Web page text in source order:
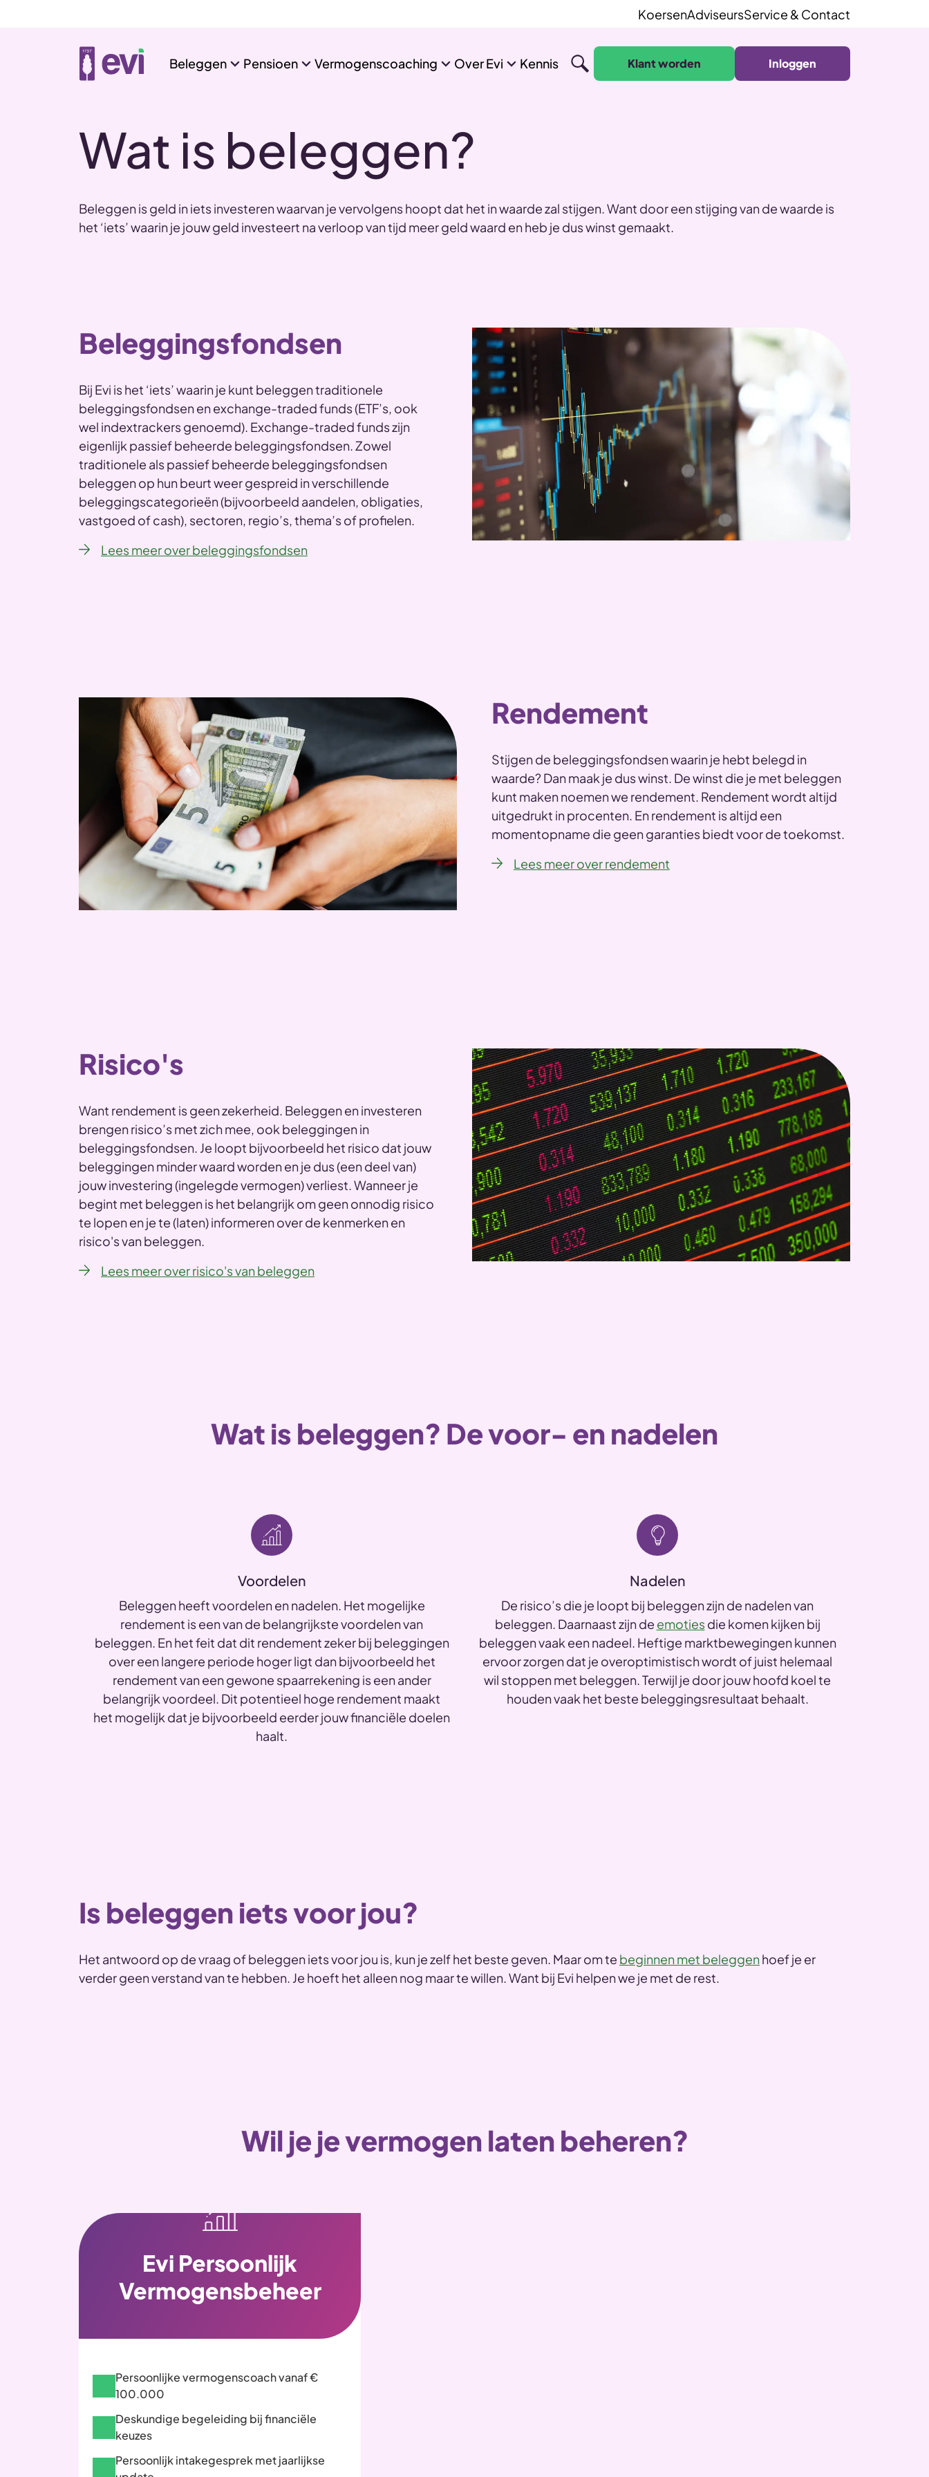
KoersenAdviseursService & Contact
Beleggen Pensioen Vermogenscoaching Over Evi Kennis Klant worden Inloggen
Wat is beleggen?
Beleggen is geld in iets investeren waarvan je vervolgens hoopt dat het in waarde zal stijgen. Want door een stijging van de waarde is
het ‘iets’ waarin je jouw geld investeert na verloop van tijd meer geld waard en heb je dus winst gemaakt.
Beleggingsfondsen
Bij Evi is het ‘iets’ waarin je kunt beleggen traditionele
beleggingsfondsen en exchange-traded funds (ETF’s, ook
wel indextrackers genoemd). Exchange-traded funds zijn
eigenlijk passief beheerde beleggingsfondsen. Zowel
traditionele als passief beheerde beleggingsfondsen
beleggen op hun beurt weer gespreid in verschillende
beleggingscategorieën (bijvoorbeeld aandelen, obligaties,
vastgoed of cash), sectoren, regio’s, thema’s of profielen.
Lees meer over beleggingsfondsen
Rendement
Stijgen de beleggingsfondsen waarin je hebt belegd in
waarde? Dan maak je dus winst. De winst die je met beleggen
kunt maken noemen we rendement. Rendement wordt altijd
uitgedrukt in procenten. En rendement is altijd een
momentopname die geen garanties biedt voor de toekomst.
Lees meer over rendement
Risico's
Want rendement is geen zekerheid. Beleggen en investeren
brengen risico’s met zich mee, ook beleggingen in
beleggingsfondsen. Je loopt bijvoorbeeld het risico dat jouw
beleggingen minder waard worden en je dus (een deel van)
jouw investering (ingelegde vermogen) verliest. Wanneer je
begint met beleggen is het belangrijk om geen onnodig risico
te lopen en je te (laten) informeren over de kenmerken en
risico's van beleggen.
Lees meer over risico's van beleggen
Wat is beleggen? De voor- en nadelen
Voordelen
Beleggen heeft voordelen en nadelen. Het mogelijke
rendement is een van de belangrijkste voordelen van
beleggen. En het feit dat dit rendement zeker bij beleggingen
over een langere periode hoger ligt dan bijvoorbeeld het
rendement van een gewone spaarrekening is een ander
belangrijk voordeel. Dit potentieel hoge rendement maakt
het mogelijk dat je bijvoorbeeld eerder jouw financiële doelen
haalt.
Nadelen
De risico’s die je loopt bij beleggen zijn de nadelen van
beleggen. Daarnaast zijn de emotiesdie komen kijken bij
beleggen vaak een nadeel. Heftige marktbewegingen kunnen
ervoor zorgen dat je overoptimistisch wordt of juist helemaal
wil stoppen met beleggen. Terwijl je door jouw hoofd koel te
houden vaak het beste beleggingsresultaat behaalt.
Is beleggen iets voor jou?
Het antwoord op de vraag of beleggen iets voor jou is, kun je zelf het beste geven. Maar om te beginnen met beleggenhoef je er
verder geen verstand van te hebben. Je hoeft het alleen nog maar te willen. Want bij Evi helpen we je met de rest.
Wil je je vermogen laten beheren?
Evi Persoonlijk
Vermogensbeheer
Persoonlijke vermogenscoach vanaf €
100.000
Deskundige begeleiding bij financiële
keuzes
Persoonlijk intakegesprek met jaarlijkse